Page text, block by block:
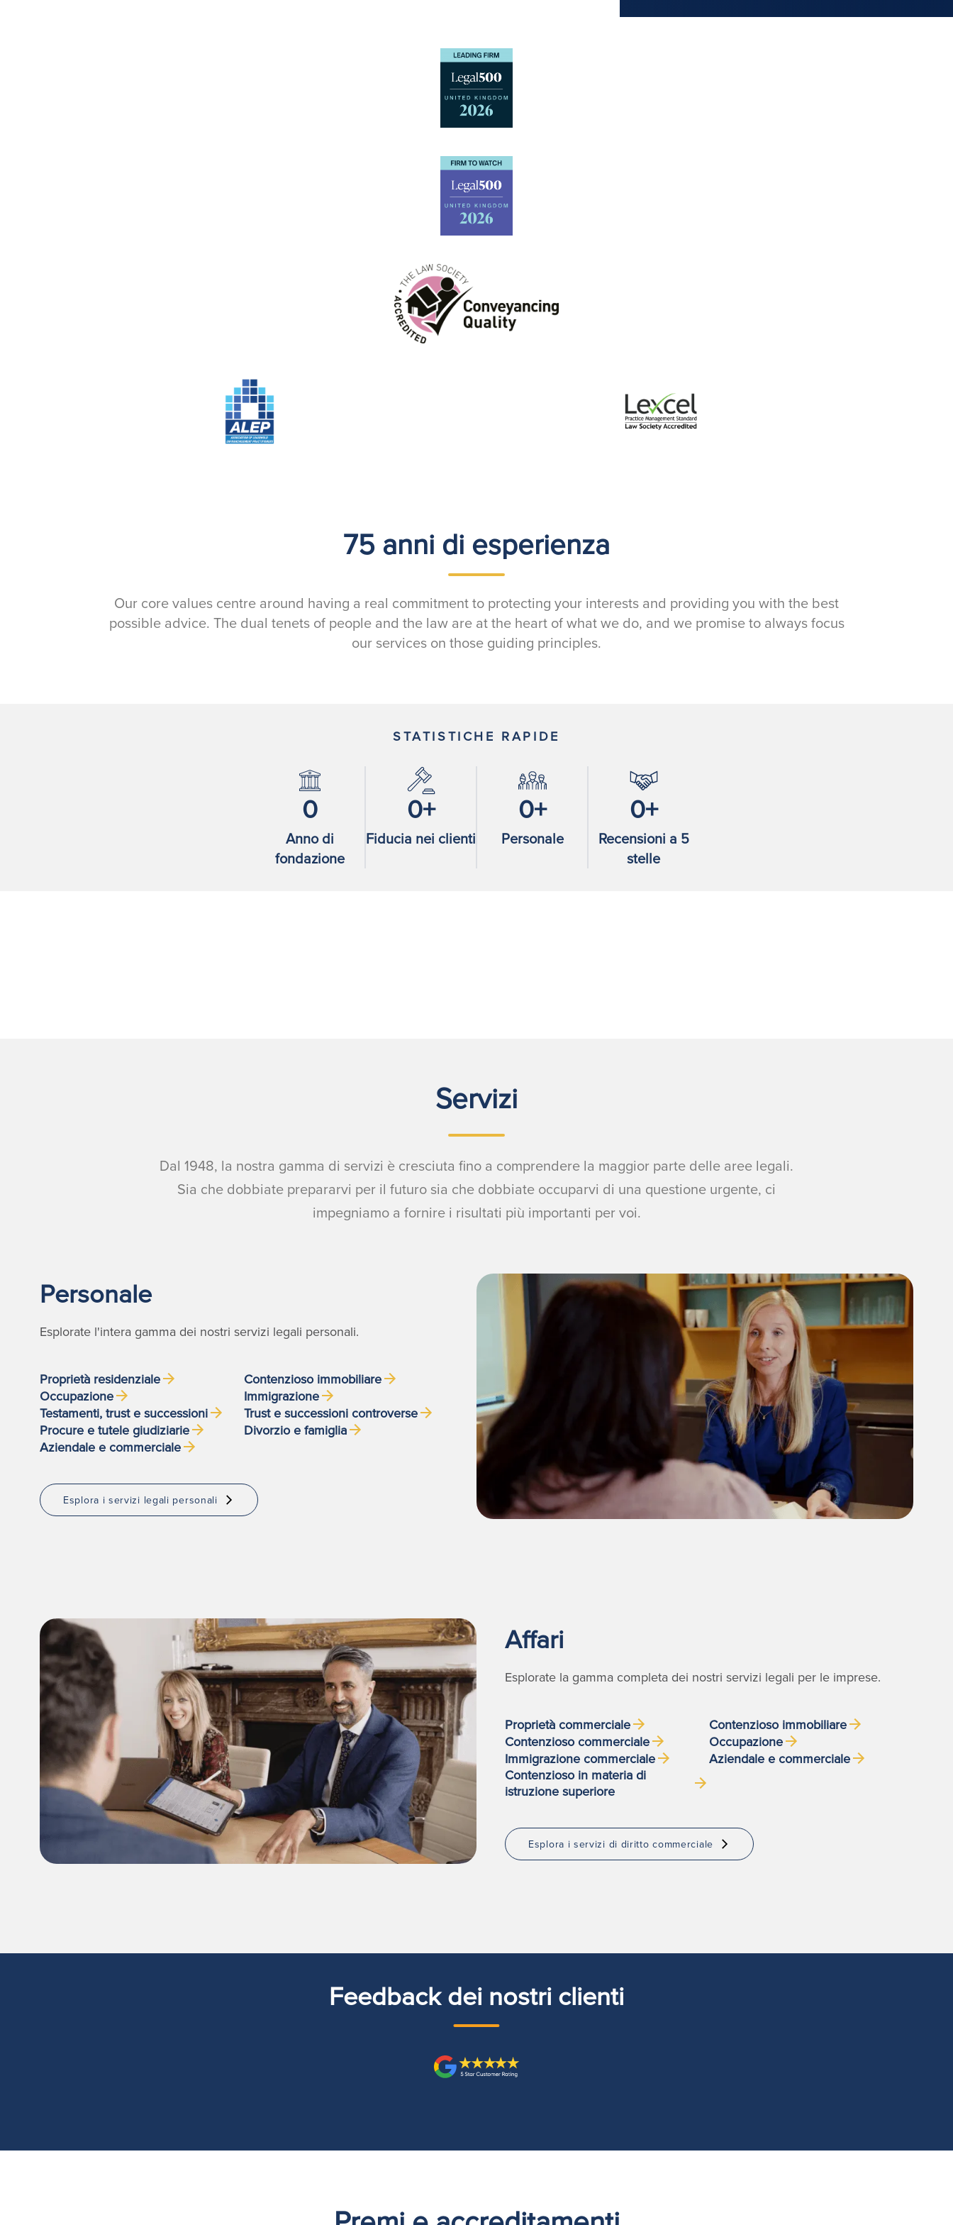
75 anni di esperienza
Our core values centre around having a real commitment to protecting your interests and providing you with the best
possible advice. The dual tenets of people and the law are at the heart of what we do, and we promise to always focus
our services on those guiding principles.
STATISTICHE RAPIDE
0
Anno di
fondazione
0
Fiducia nei clienti
0
Personale
0
Recensioni a 5
stelle
Servizi
Dal 1948, la nostra gamma di servizi è cresciuta fino a comprendere la maggior parte delle aree legali.
Sia che dobbiate prepararvi per il futuro sia che dobbiate occuparvi di una questione urgente, ci
impegniamo a fornire i risultati più importanti per voi.
Personale
Esplorate l'intera gamma dei nostri servizi legali personali.
Proprietà residenziale
Contenzioso immobiliare
Occupazione
Immigrazione
Testamenti, trust e successioni
Trust e successioni controverse
Procure e tutele giudiziarie
Divorzio e famiglia
Aziendale e commerciale
Esplora i servizi legali personali
Affari
Esplorate la gamma completa dei nostri servizi legali per le imprese.
Proprietà commerciale
Contenzioso immobiliare
Contenzioso commerciale
Occupazione
Immigrazione commerciale
Aziendale e commerciale
Contenzioso in materia di
istruzione superiore
Esplora i servizi di diritto commerciale
Feedback dei nostri clienti